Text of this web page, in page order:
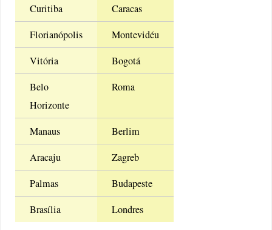
Curitiba
Caracas
Florianópolis
Montevidéu
Vitória
Bogotá
Belo
Horizonte
Roma
Manaus
Berlim
Aracaju
Zagreb
Palmas
Budapeste
Brasília
Londres